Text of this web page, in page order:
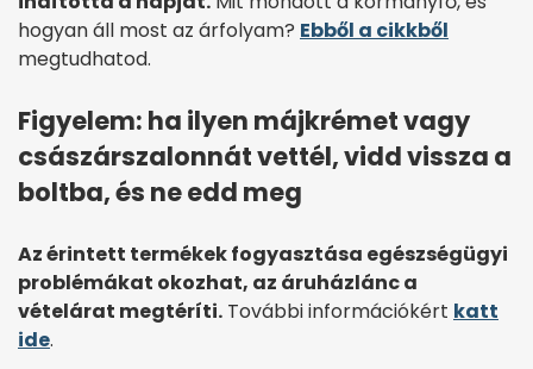
hogyan áll most az árfolyam? Ebből a cikkből
megtudhatod.
Figyelem: ha ilyen májkrémet vagy
császárszalonnát vettél, vidd vissza a
boltba, és ne edd meg
Az érintett termékek fogyasztása egészségügyi
problémákat okozhat, az áruházlánc a
vételárat megtéríti. További információkért katt
ide.